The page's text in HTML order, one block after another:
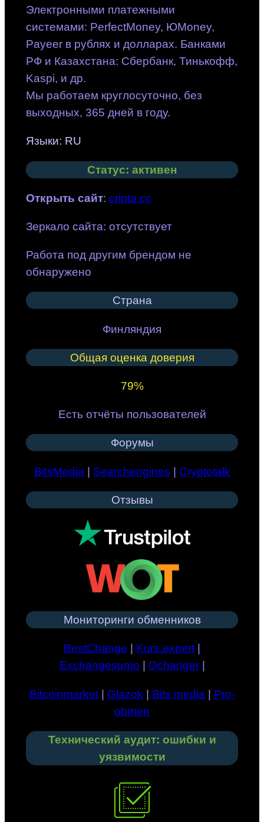
Электронными платежными
системами: PerfectMoney, ЮMoney,
Payeer в рублях и долларах. Банками
РФ и Казахстана: Сбербанк, Тинькофф,
Kaspi, и др.
Мы работаем круглосуточно, без
выходных, 365 дней в году.
Языки: RU
Статус: активен
Открыть сайт: cripta.cc
Зеркало сайта: отсутствует
Работа под другим брендом не
обнаружено
Страна
Финляндия
Общая оценка доверия
79%
Есть отчёты пользователей
Форумы
BitsMedia | Searchengines | Cryptotalk
Отзывы
Мониторинги обменников
BestChange Kurs.expert|
Exchangesumo
Ochanger|
Bitcoinmarket| Glazok | Bits.media | Pro-
obmen
Технический аудит: ошибки и
уязвимости